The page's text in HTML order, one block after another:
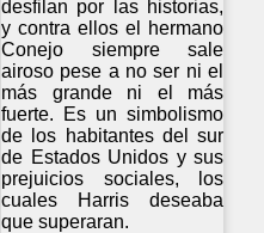
desfilan por las historias,
y contra ellos el hermano
Conejo siempre sale
airoso pese a no ser ni el
más grande ni el más
fuerte. Es un simbolismo
de los habitantes del sur
de Estados Unidos y sus
prejuicios sociales, los
cuales Harris deseaba
que superaran.